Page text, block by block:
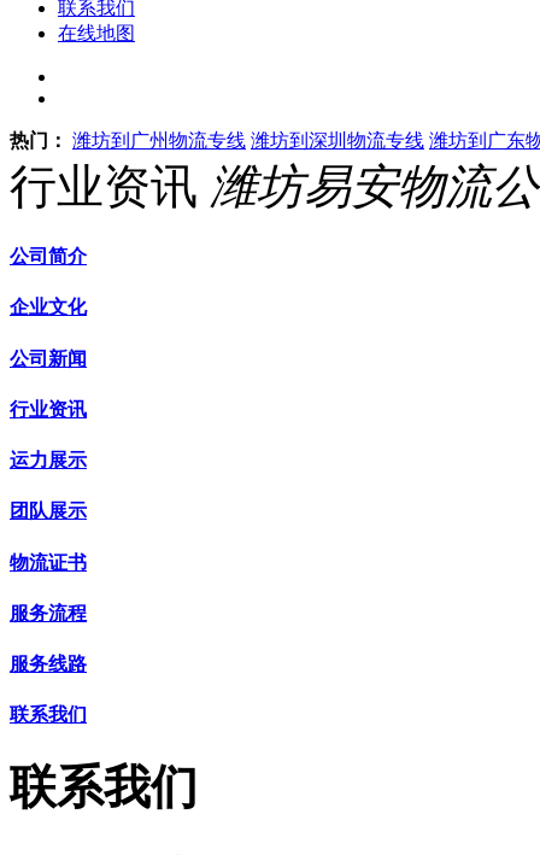
联系我们
在线地图
热门： 潍坊到广州物流专线 潍坊到深圳物流专线 潍坊到广东
行业资讯 潍坊易安物流
公司简介
企业文化
公司新闻
行业资讯
运力展示
团队展示
物流证书
服务流程
服务线路
联系我们
联系我们